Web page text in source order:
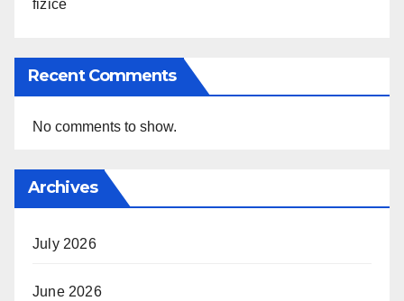
fizice
Recent Comments
No comments to show.
Archives
July 2026
June 2026